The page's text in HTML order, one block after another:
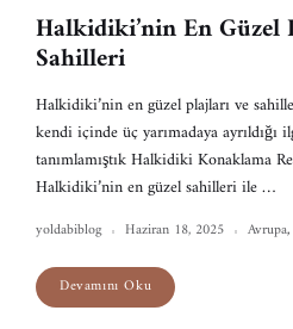
Halkidiki’nin En
Sahilleri
Halkidiki’nin en güzel plajları ve
kendi içinde üç yarımadaya
tanımlamıştık Halkidiki Konaklama
Halkidiki’nin en güzel sahilleri ile …
yoldabiblog Haziran 18, 2025 Avrupa,
Devamını Oku